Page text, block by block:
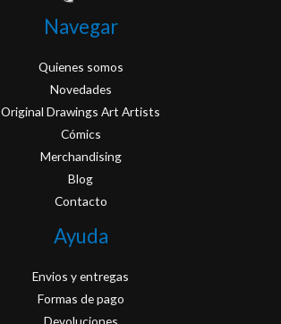
Navegar
Quienes somos
Novedades
Original Drawings Art Artists
Cómics
Merchandising
Blog
Contacto
Ayuda
Envios y entregas
Formas de pago
Devoluciones